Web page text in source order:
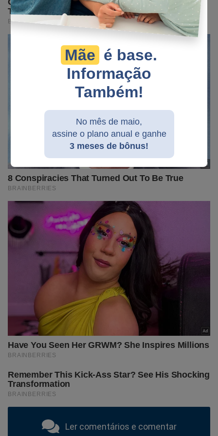
Mãe é base.
Informação
Também!
No mês de maio,
assine o plano anual e ganhe
3 meses de bônus!
Ler comentários e comentar